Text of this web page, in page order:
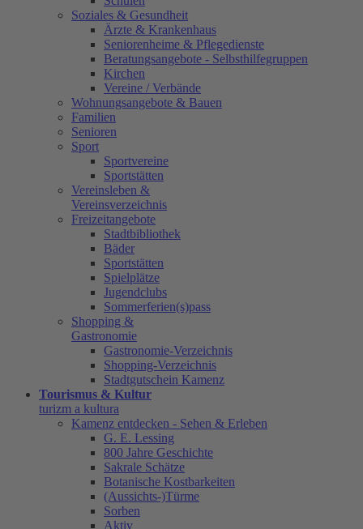
Soziales & Gesundheit
Ärzte & Krankenhaus
Seniorenheime & Pflegedienste
Beratungsangebote - Selbsthilfegruppen
Kirchen
Vereine / Verbände
Wohnungsangebote & Bauen
Familien
Senioren
Sport
Sportvereine
Sportstätten
Vereinsleben &
Vereinsverzeichnis
Freizeitangebote
Stadtbibliothek
Bäder
Sportstätten
Spielplätze
Jugendclubs
Sommerferien(s)pass
Shopping &
Gastronomie
Gastronomie-Verzeichnis
Shopping-Verzeichnis
Stadtgutschein Kamenz
Tourismus & Kultur
turizm a kultura
Kamenz entdecken - Sehen & Erleben
G. E. Lessing
800 Jahre Geschichte
Sakrale Schätze
Botanische Kostbarkeiten
(Aussichts-)Türme
Sorben
Aktiv